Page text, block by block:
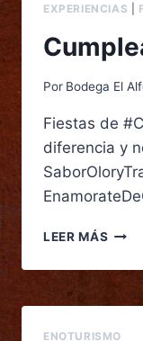
EXPERIENCIAS
Por Bodega El
Fiestas de
diferencia y
LEER MÁS
ENOTURISMO